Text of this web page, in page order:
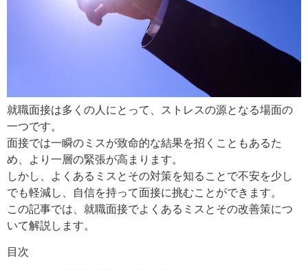
就職面接は多くの人にとって、ストレスの源となる場面の
一つです。
面接では一瞬のミスが致命的な結果を招くこともあるた
め、より一層の緊張が高まります。
しかし、よくあるミスとその対策を知ることで不安を少し
でも軽減し、自信を持って面接に挑むことができます。
この記事では、就職面接でよくあるミスとその改善策につ
いて解説します。
目次